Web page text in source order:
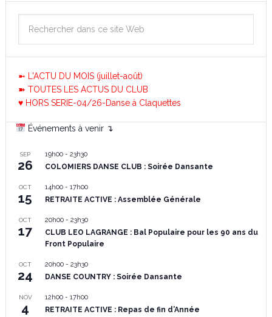
➼ L'ACTU DU MOIS (juillet-août)
➽ TOUTES LES ACTUS DU CLUB
♥ HORS SERIE-04/26-Danse à Claquettes
Événements à venir ↴
SEP
26
19h00- 23h30
COLOMIERS DANSE CLUB : Soirée Dansante
OCT
15
14h00- 17h00
RETRAITE ACTIVE : Assemblée Générale
OCT
17
20h00- 23h30
CLUB LEO LAGRANGE : Bal Populaire pour les 90 ans du
Front Populaire
OCT
24
20h00- 23h30
DANSE COUNTRY : Soirée Dansante
NOV
4
12h00- 17h00
RETRAITE ACTIVE : Repas de fin d’Année